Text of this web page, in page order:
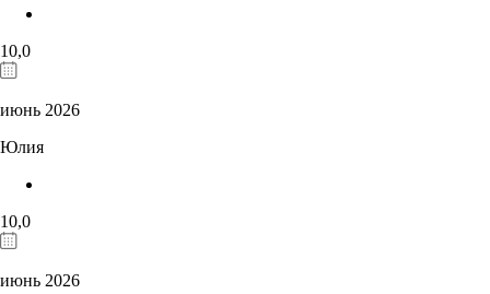
10,0
июнь 2026
Юлия
10,0
июнь 2026